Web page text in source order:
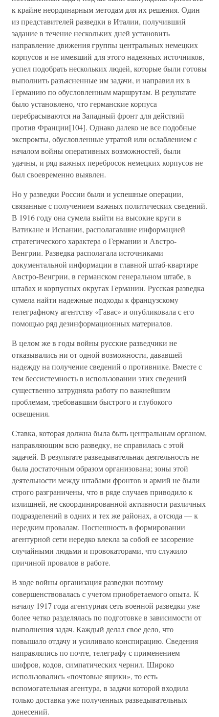
к крайне неординарным методам для их решения. Один
из представителей разведки в Италии, получивший
задание в течение нескольких дней установить
направление движения группы центральных немецких
корпусов и не имевший для этого надежных источников,
успел подобрать нескольких людей, которые были готовы
выполнить разъясненные им задачи, и направил их в
Германию по обусловленным маршрутам. В результате
было установлено, что германские корпуса
перебрасываются на Западный фронт для действий
против Франции[104]. Однако далеко не все подобные
экспромты, обусловленные утратой или ослаблением с
началом войны оперативных возможностей, были
удачны, и ряд важных перебросок немецких корпусов не
был своевременно выявлен.
Но у разведки России были и успешные операции,
связанные с получением важных политических сведений.
В 1916 году она сумела выйти на высокие круги в
Ватикане и Испании, располагавшие информацией
стратегического характера о Германии и Австро-
Венгрии. Разведка располагала источниками
документальной информации в главной штаб-квартире
Австро-Венгрии, в германском генеральном штабе, в
штабах и корпусных округах Германии. Русская разведка
сумела найти надежные подходы к французскому
телеграфному агентству «Гавас» и опубликовала с его
помощью ряд дезинформационных материалов.
В целом же в годы войны русские разведчики не
отказывались ни от одной возможности, дававшей
надежду на получение сведений о противнике. Вместе с
тем бессистемность в использовании этих сведений
существенно затрудняла работу по важнейшим
проблемам, требовавшим быстрого и глубокого
освещения.
Ставка, которая должна была быть центральным органом,
направляющим всю разведку, не справилась с этой
задачей. В результате разведывательная деятельность не
была достаточным образом организована; зоны этой
деятельности между штабами фронтов и армий не были
строго разграничены, что в ряде случаев приводило к
излишней, не скоординированной активности различных
подразделений в одних и тех же районах, а отсюда — к
нередким провалам. Поспешность в формировании
агентурной сети нередко влекла за собой ее засорение
случайными людьми и провокаторами, что служило
причиной провалов в работе.
В ходе войны организация разведки поэтому
совершенствовалась с учетом приобретаемого опыта. К
началу 1917 года агентурная сеть военной разведки уже
более четко разделялась по подготовке в зависимости от
выполнения задач. Каждый делал свое дело, что
повышало отдачу и усиливало конспирацию. Сведения
направлялись по почте, телеграфу с применением
шифров, кодов, симпатических чернил. Широко
использовались «почтовые ящики», то есть
вспомогательная агентура, в задачи которой входила
только доставка уже полученных разведывательных
донесений.